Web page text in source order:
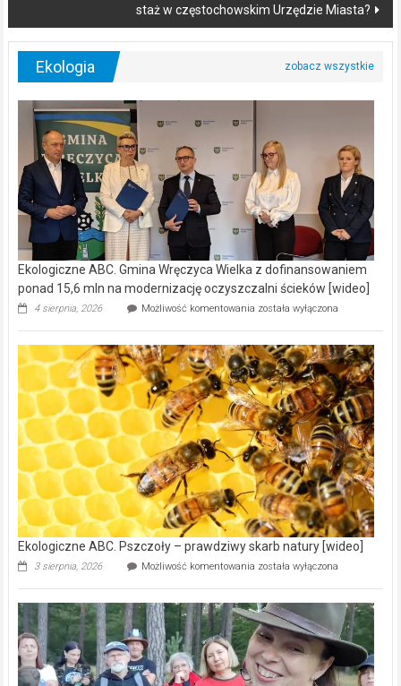
staż w częstochowskim Urzędzie Miasta?
Ekologia
Ekologiczne ABC. Gmina Wręczyca Wielka z dofinansowaniem
ponad 15,6 mln na modernizację oczyszczalni ścieków [wideo]
4 sierpnia, 2026 Możliwość komentowania Ekologiczne
Wręczyca
Wielka
z
dofinansowaniem
ponad
15,6
mln
na
modernizację
oczyszczalni
ścieków
[wideo]
została wyłączona
Ekologiczne ABC. Pszczoły – prawdziwy skarb natury [wideo]
3 sierpnia, 2026 Możliwość komentowania Ekologiczne
–
prawdziwy
skarb
natury
[wideo]
została wyłączona